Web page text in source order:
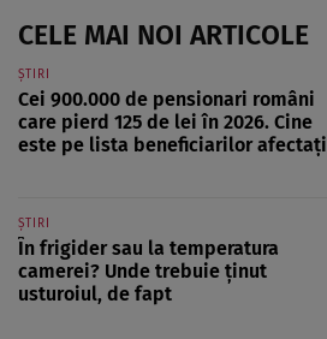
CELE MAI NOI ARTICOLE
ȘTIRI
Cei 900.000 de pensionari români
care pierd 125 de lei în 2026. Cine
este pe lista beneficiarilor afectați
ȘTIRI
În frigider sau la temperatura
camerei? Unde trebuie ținut
usturoiul, de fapt